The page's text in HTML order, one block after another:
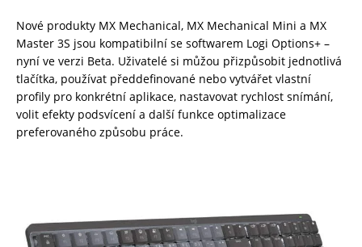
Nové produkty MX Mechanical, MX Mechanical Mini a MX
Master 3S jsou kompatibilní se softwarem Logi Options+ –
nyní ve verzi Beta. Uživatelé si můžou přizpůsobit jednotlivá
tlačítka, používat předdefinované nebo vytvářet vlastní
profily pro konkrétní aplikace, nastavovat rychlost snímání,
volit efekty podsvícení a další funkce optimalizace
preferovaného způsobu práce.